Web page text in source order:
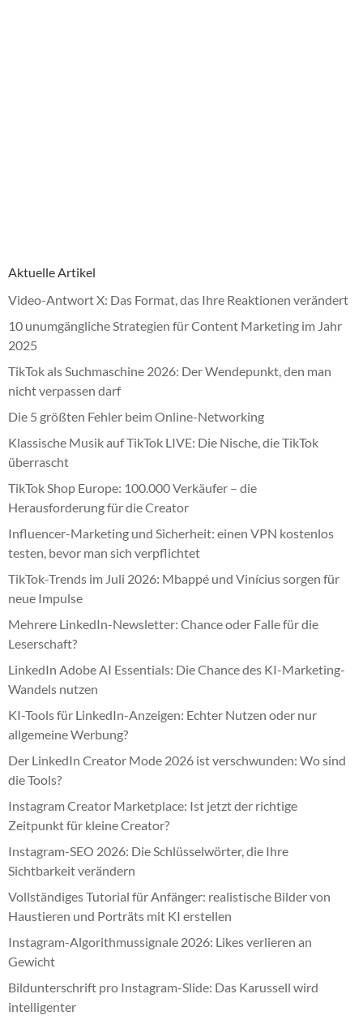
Aktuelle Artikel
Video-Antwort X: Das Format, das Ihre Reaktionen verändert
10 unumgängliche Strategien für Content Marketing im Jahr
2025
TikTok als Suchmaschine 2026: Der Wendepunkt, den man
nicht verpassen darf
Die 5 größten Fehler beim Online-Networking
Klassische Musik auf TikTok LIVE: Die Nische, die TikTok
überrascht
TikTok Shop Europe: 100.000 Verkäufer – die
Herausforderung für die Creator
Influencer-Marketing und Sicherheit: einen VPN kostenlos
testen, bevor man sich verpflichtet
TikTok-Trends im Juli 2026: Mbappé und Vinícius sorgen für
neue Impulse
Mehrere LinkedIn-Newsletter: Chance oder Falle für die
Leserschaft?
LinkedIn Adobe AI Essentials: Die Chance des KI-Marketing-
Wandels nutzen
KI-Tools für LinkedIn-Anzeigen: Echter Nutzen oder nur
allgemeine Werbung?
Der LinkedIn Creator Mode 2026 ist verschwunden: Wo sind
die Tools?
Instagram Creator Marketplace: Ist jetzt der richtige
Zeitpunkt für kleine Creator?
Instagram-SEO 2026: Die Schlüsselwörter, die Ihre
Sichtbarkeit verändern
Vollständiges Tutorial für Anfänger: realistische Bilder von
Haustieren und Porträts mit KI erstellen
Instagram-Algorithmussignale 2026: Likes verlieren an
Gewicht
Bildunterschrift pro Instagram-Slide: Das Karussell wird
intelligenter